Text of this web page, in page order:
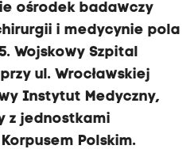
ośrodek badawczy
i medycynie pola
Wojskowy Szpital
ul. Wrocławskiej
Instytut Medyczny,
z jednostkami
Polskim.